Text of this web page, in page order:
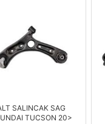
SALINCAK SAG
TUCSON 20>